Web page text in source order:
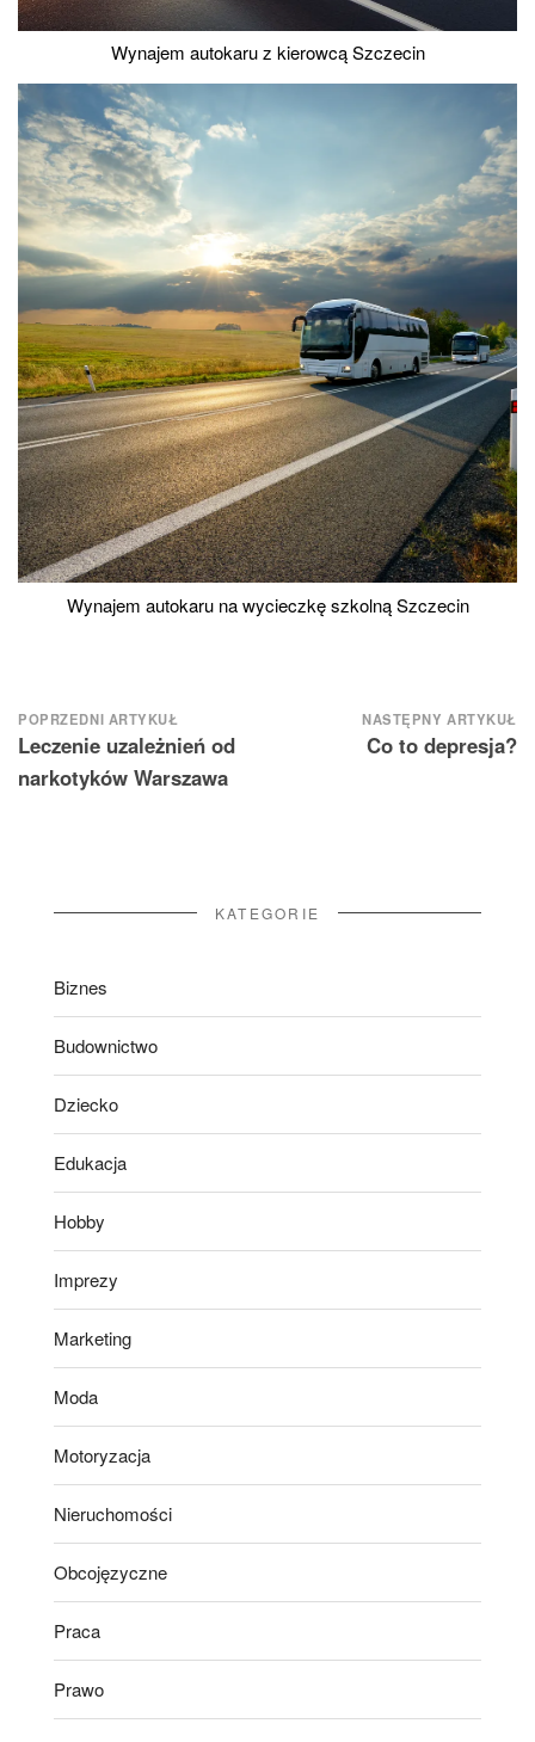
Wynajem autokaru z kierowcą Szczecin
Wynajem autokaru na wycieczkę szkolną Szczecin
Nawigacja
wpisu
POPRZEDNI ARTYKUŁ
Leczenie uzależnień od
narkotyków Warszawa
NASTĘPNY ARTYKUŁ
Co to depresja?
KATEGORIE
Biznes
Budownictwo
Dziecko
Edukacja
Hobby
Imprezy
Marketing
Moda
Motoryzacja
Nieruchomości
Obcojęzyczne
Praca
Prawo